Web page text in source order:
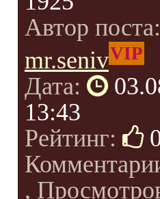
Автор
mr.senivVIP
Дата:
13:43
Рейтинг:
,